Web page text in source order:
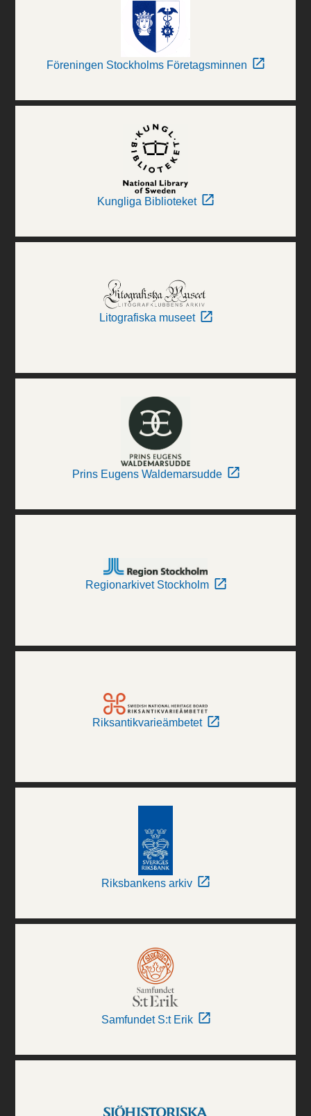
Föreningen Stockholms Företagsminnen
Kungliga Biblioteket
Litografiska museet
Prins Eugens Waldemarsudde
Regionarkivet Stockholm
Riksantikvarieämbetet
Riksbankens arkiv
Samfundet S:t Erik